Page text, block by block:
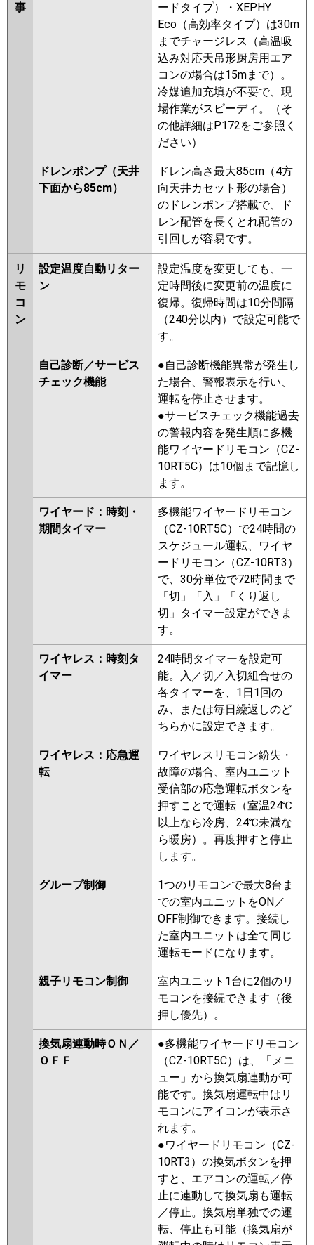
事
ードタイプ）・XEPHY
Eco（高効率タイプ）は30m
までチャージレス（高温吸
込み対応天吊形厨房用エア
コンの場合は15mまで）。
冷媒追加充填が不要で、現
場作業がスピーディ。（そ
の他詳細はP172をご参照く
ださい）
ドレンポンプ（天井
下面から85cm）
ドレン高さ最大85cm（4方
向天井カセット形の場合）
のドレンポンプ搭載で、ド
レン配管を長くとれ配管の
引回しが容易です。
リ
モ
コ
ン
設定温度自動リター
ン
設定温度を変更しても、一
定時間後に変更前の温度に
復帰。復帰時間は10分間隔
（240分以内）で設定可能で
す。
自己診断／サービス
チェック機能
●自己診断機能異常が発生し
た場合、警報表示を行い、
運転を停止させます。
●サービスチェック機能過去
の警報内容を発生順に多機
能ワイヤードリモコン（CZ-
10RT5C）は10個まで記憶し
ます。
ワイヤード：時刻・
期間タイマー
多機能ワイヤードリモコン
（CZ-10RT5C）で24時間の
スケジュール運転、ワイヤ
ードリモコン（CZ-10RT3）
で、30分単位で72時間まで
「切」「入」「くり返し
切」タイマー設定ができま
す。
ワイヤレス：時刻タ
イマー
24時間タイマーを設定可
能。入／切／入切組合せの
各タイマーを、1日1回の
み、または毎日繰返しのど
ちらかに設定できます。
ワイヤレス：応急運
転
ワイヤレスリモコン紛失・
故障の場合、室内ユニット
受信部の応急運転ボタンを
押すことで運転（室温24℃
以上なら冷房、24℃未満な
ら暖房）。再度押すと停止
します。
グループ制御
1つのリモコンで最大8台ま
での室内ユニットをON／
OFF制御できます。接続し
た室内ユニットは全て同じ
運転モードになります。
親子リモコン制御
室内ユニット1台に2個のリ
モコンを接続できます（後
押し優先）。
換気扇連動時ＯＮ／
ＯＦＦ
●多機能ワイヤードリモコン
（CZ-10RT5C）は、「メニ
ュー」から換気扇連動が可
能です。換気扇運転中はリ
モコンにアイコンが表示さ
れます。
●ワイヤードリモコン（CZ-
10RT3）の換気ボタンを押
すと、エアコンの運転／停
止に連動して換気扇も運転
／停止。換気扇単独での運
転、停止も可能（換気扇が